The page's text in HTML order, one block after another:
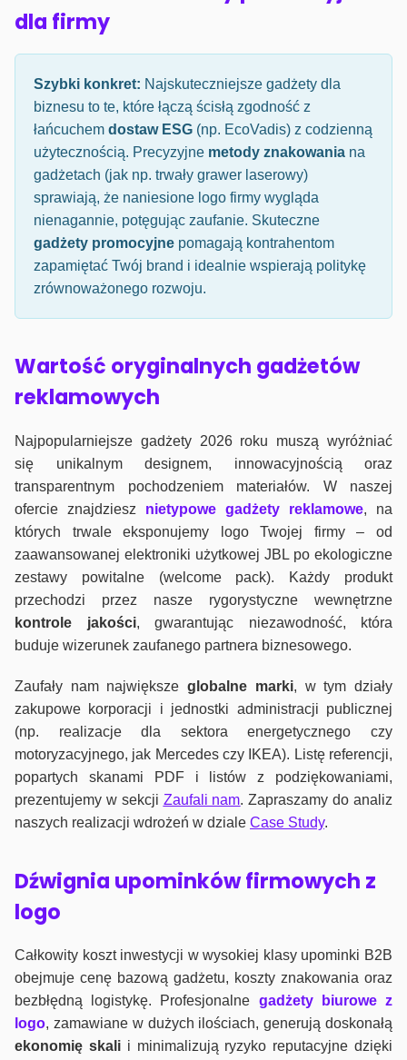
dla firmy
Szybki konkret: Najskuteczniejsze gadżety dla
biznesu to te, które łączą ścisłą zgodność z
łańcuchem dostaw ESG (np. EcoVadis) z codzienną
użytecznością. Precyzyjne metody znakowania na
gadżetach (jak np. trwały grawer laserowy)
sprawiają, że naniesione logo firmy wygląda
nienagannie, potęgując zaufanie. Skuteczne
gadżety promocyjne pomagają kontrahentom
zapamiętać Twój brand i idealnie wspierają politykę
zrównoważonego rozwoju.
Wartość oryginalnych gadżetów
reklamowych
Najpopularniejsze gadżety 2026 roku muszą wyróżniać
się unikalnym designem, innowacyjnością oraz
transparentnym pochodzeniem materiałów. W naszej
ofercie znajdziesz nietypowe gadżety reklamowe, na
których trwale eksponujemy logo Twojej firmy – od
zaawansowanej elektroniki użytkowej JBL po ekologiczne
zestawy powitalne (welcome pack). Każdy produkt
przechodzi przez nasze rygorystyczne wewnętrzne
kontrole jakości, gwarantując niezawodność, która
buduje wizerunek zaufanego partnera biznesowego.
Zaufały nam największeglobalne marki, w tym działy
zakupowe korporacji i jednostki administracji publicznej
(np. realizacje dla sektora energetycznego czy
motoryzacyjnego, jak Mercedes czy IKEA). Listę referencji,
popartych skanami PDF i listów z podziękowaniami,
prezentujemy w sekcji Zaufali nam. Zapraszamy do analiz
naszych realizacji wdrożeń w dziale Case Study.
Dźwignia upominków firmowych z
logo
Całkowity koszt inwestycji w wysokiej klasy upominki B2B
obejmuje cenę bazową gadżetu, koszty znakowania oraz
bezbłędną logistykę. Profesjonalne gadżety biurowe z
logo, zamawiane w dużych ilościach, generują doskonałą
ekonomię skalii minimalizują ryzyko reputacyjne dzięki